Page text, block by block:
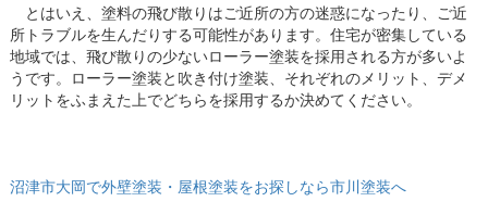
とはいえ、塗料の飛び散りはご近所の方の迷惑になったり、ご近
所トラブルを生んだりする可能性があります。住宅が密集している
地域では、飛び散りの少ないローラー塗装を採用される方が多いよ
うです。ローラー塗装と吹き付け塗装、それぞれのメリット、デメ
リットをふまえた上でどちらを採用するか決めてください。
沼津市大岡で外壁塗装・屋根塗装をお探しなら市川塗装へ